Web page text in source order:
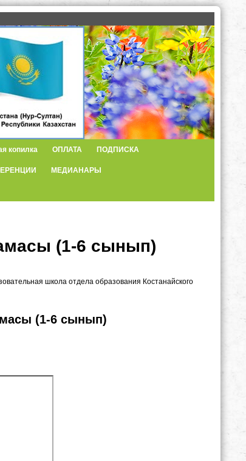
копилка ОПЛАТА ПОДПИСКА
МЕДИАНАРЫ
(1-6 сынып)
школа отдела образования Костанайского
(1-6 сынып)